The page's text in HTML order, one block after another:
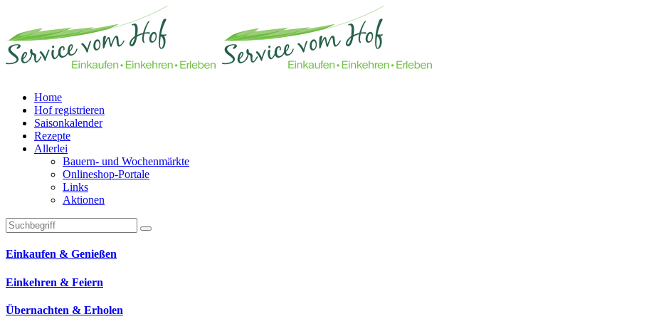
Home
Hof registrieren
Saisonkalender
Rezepte
Allerlei
Bauern- und Wochenmärkte
Onlineshop-Portale
Links
Aktionen
Technisches Feld: Suchfeld
Technisches Feld: Suchbutton
Suche absenden
Einkaufen & Genießen
Einkehren & Feiern
Übernachten & Erholen